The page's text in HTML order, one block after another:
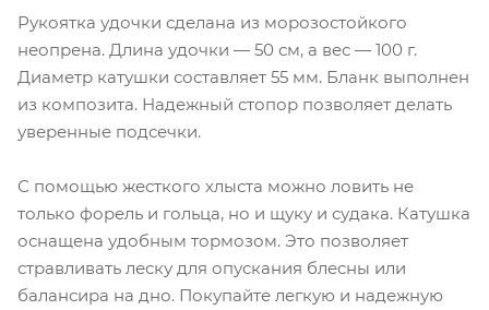
Рукоятка удочки сделана из морозостойкого
неопрена. Длина удочки — 50 см, а вес — 100 г.
Диаметр катушки составляет 55 мм. Бланк выполнен
из композита. Надежный стопор позволяет делать
уверенные подсечки.
С помощью жесткого хлыста можно ловить не
только форель и гольца, но и щуку и судака. Катушка
оснащена удобным тормозом. Это позволяет
стравливать леску для опускания блесны или
балансира на дно. Покупайте легкую и надежную